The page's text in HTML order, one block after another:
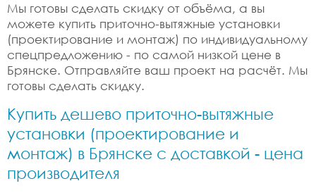
Мы готовы сделать скидку от объёма, а вы
можете купить приточно-вытяжные установки
(проектирование и монтаж) по индивидуальному
спецпредложению - по самой низкой цене в
Брянске. Отправляйте ваш проект на расчёт. Мы
готовы сделать скидку.
Купить дешево приточно-вытяжные
установки (проектирование и
монтаж) в Брянске с доставкой - цена
производителя